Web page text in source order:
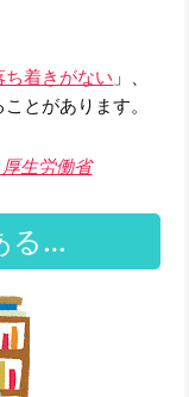
ち着きがない 」、
とがあります。
生労働省
る…